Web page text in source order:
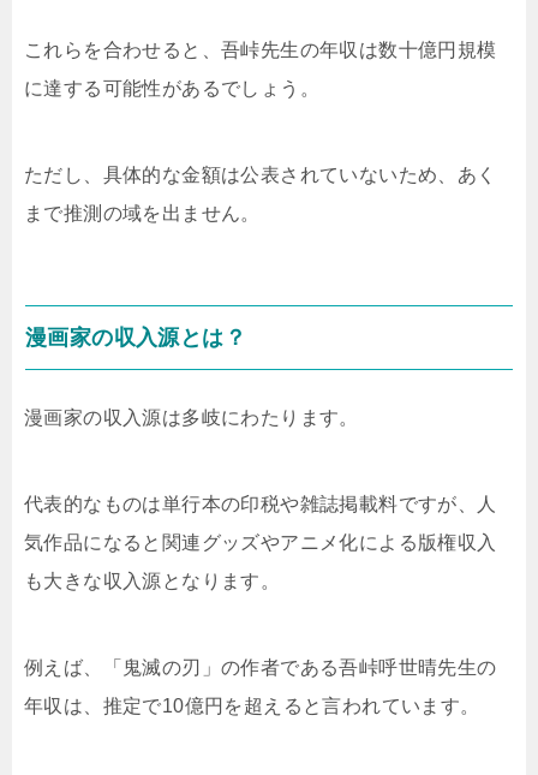
これらを合わせると、吾峠先生の年収は数十億円規模
に達する可能性があるでしょう。
ただし、具体的な金額は公表されていないため、あく
まで推測の域を出ません。
漫画家の収入源とは？
漫画家の収入源は多岐にわたります。
代表的なものは単行本の印税や雑誌掲載料ですが、人
気作品になると関連グッズやアニメ化による版権収入
も大きな収入源となります。
例えば、「鬼滅の刃」の作者である吾峠呼世晴先生の
年収は、推定で10億円を超えると言われています。